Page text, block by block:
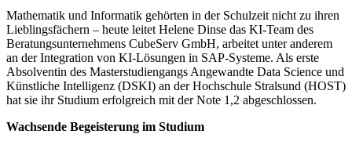
Mathematik und Informatik gehörten in der Schulzeit nicht zu ihren
Lieblingsfächern – heute leitet Helene Dinse das KI-Team des
Beratungsunternehmens CubeServ GmbH, arbeitet unter anderem
an der Integration von KI-Lösungen in SAP-Systeme. Als erste
Absolventin des Masterstudiengangs Angewandte Data Science und
Künstliche Intelligenz (DSKI) an der Hochschule Stralsund (HOST)
hat sie ihr Studium erfolgreich mit der Note 1,2 abgeschlossen.
Wachsende Begeisterung im Studium